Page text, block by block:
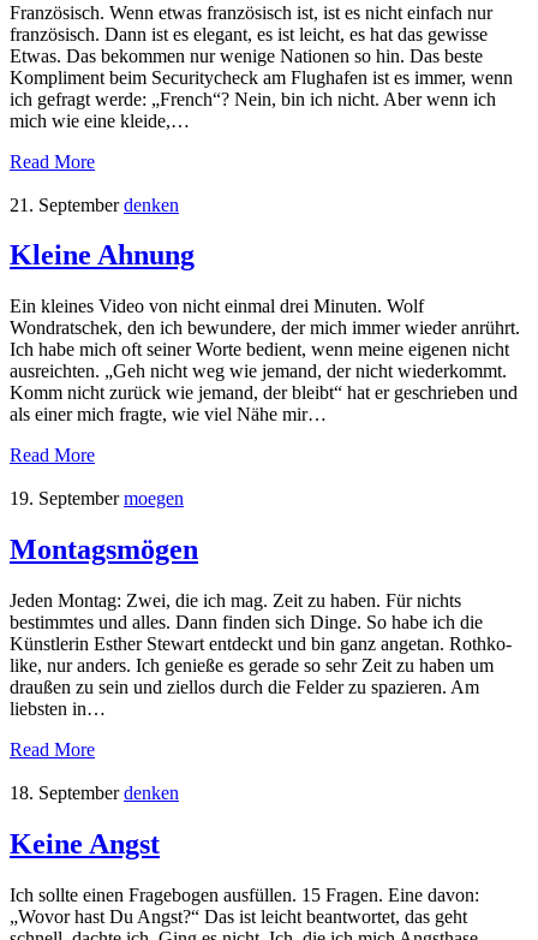
Französisch. Wenn etwas französisch ist, ist es nicht einfach nur
französisch. Dann ist es elegant, es ist leicht, es hat das gewisse
Etwas. Das bekommen nur wenige Nationen so hin. Das beste
Kompliment beim Securitycheck am Flughafen ist es immer, wenn
ich gefragt werde: „French“? Nein, bin ich nicht. Aber wenn ich
mich wie eine kleide,…
Read More
21. September denken
Kleine Ahnung
Ein kleines Video von nicht einmal drei Minuten. Wolf
Wondratschek, den ich bewundere, der mich immer wieder anrührt.
Ich habe mich oft seiner Worte bedient, wenn meine eigenen nicht
ausreichten. „Geh nicht weg wie jemand, der nicht wiederkommt.
Komm nicht zurück wie jemand, der bleibt“ hat er geschrieben und
als einer mich fragte, wie viel Nähe mir…
Read More
19. September moegen
Montagsmögen
Jeden Montag: Zwei, die ich mag. Zeit zu haben. Für nichts
bestimmtes und alles. Dann finden sich Dinge. So habe ich die
Künstlerin Esther Stewart entdeckt und bin ganz angetan. Rothko-
like, nur anders. Ich genieße es gerade so sehr Zeit zu haben um
draußen zu sein und ziellos durch die Felder zu spazieren. Am
liebsten in…
Read More
18. September denken
Keine Angst
Ich sollte einen Fragebogen ausfüllen. 15 Fragen. Eine davon:
„Wovor hast Du Angst?“ Das ist leicht beantwortet, das geht